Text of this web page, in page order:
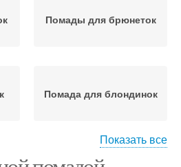
Помады для брюнеток
Помада для блондинок
Показать все